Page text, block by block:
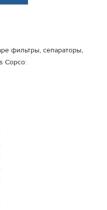
фильтры, сепараторы,
Copco: